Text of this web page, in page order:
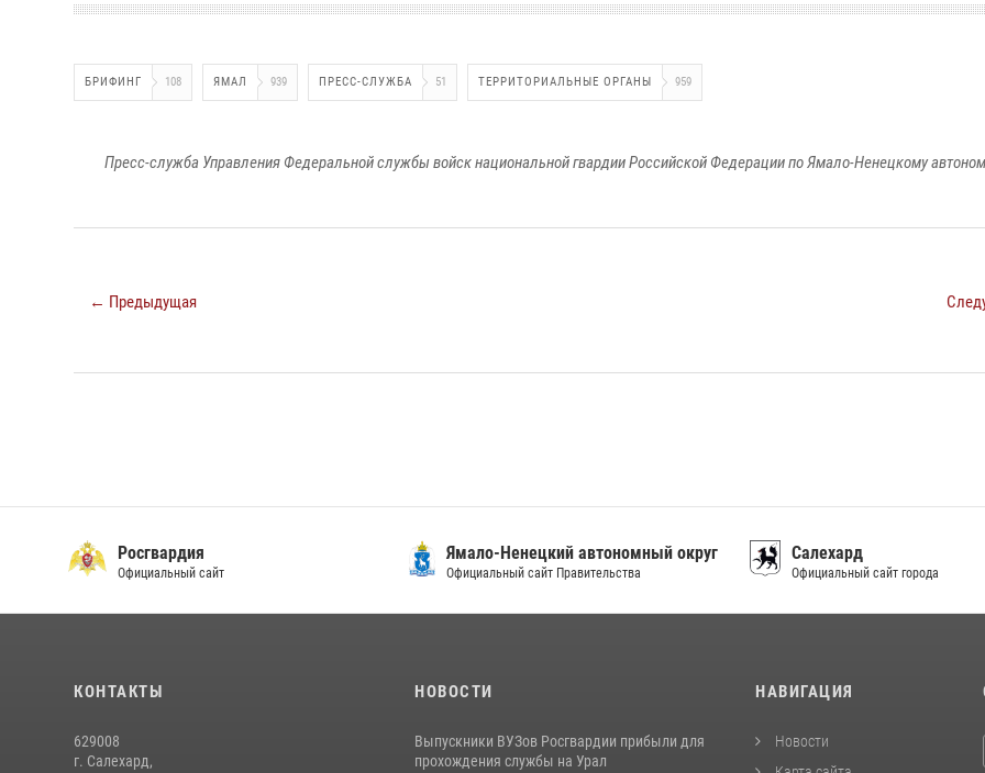
БРИФИНГ 108 ЯМАЛ 939 ПРЕСС-СЛУЖБА 51 ТЕРРИТОРИАЛЬНЫЕ ОРГАНЫ 959
Пресс-служба Управления Федеральной службы войск национальной гвардии Российской Федерации по Ямало-Ненецкому
← Предыдущая
Росгвардия
Официальный сайт
Ямало-Ненецкий автономный округ
Официальный сайт Правительства
Салехард
Официальный сайт города
КОНТАКТЫ
629008
г. Салехард,
НОВОСТИ
Выпускники ВУЗов Росгвардии прибыли для
прохождения службы на Урал
НАВИГАЦИЯ
Новости